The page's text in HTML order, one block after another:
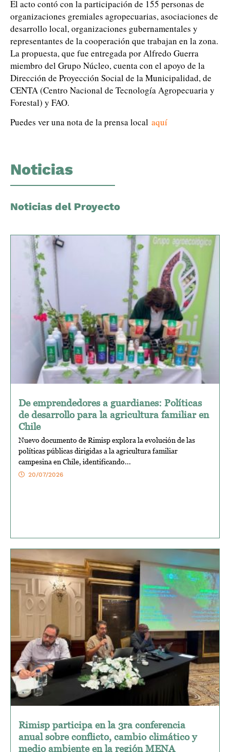
El acto contó con la participación de 155 personas de
organizaciones gremiales agropecuarias, asociaciones de
desarrollo local, organizaciones gubernamentales y
representantes de la cooperación que trabajan en la zona.
La propuesta, que fue entregada por Alfredo Guerra
miembro del Grupo Núcleo, cuenta con el apoyo de la
Dirección de Proyección Social de la Municipalidad, de
CENTA (Centro Nacional de Tecnología Agropecuaria y
Forestal) y FAO.
Puedes ver una nota de la prensa local aquí
Noticias
Noticias del Proyecto
De emprendedores a guardianes: Políticas
de desarrollo para la agricultura familiar en
Chile
Nuevo documento de Rimisp explora la evolución de las
políticas públicas dirigidas a la agricultura familiar
campesina en Chile, identificando...
20/07/2026
Rimisp participa en la 3ra conferencia
anual sobre conflicto, cambio climático y
medio ambiente en la región MENA